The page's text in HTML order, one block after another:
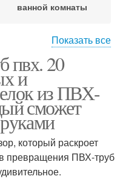
ванной комнаты
Перегородка для
ванной комнаты
Показать все
пвх. 20
и
из ПВХ-
сможет
который раскроет
превращения ПВХ-труб